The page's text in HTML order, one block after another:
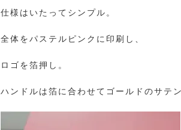
仕様はいたってシンプル。
全体をパステルピンクに印刷し、
ロゴを箔押し。
ハンドルは箔に合わせてゴールドのサテ